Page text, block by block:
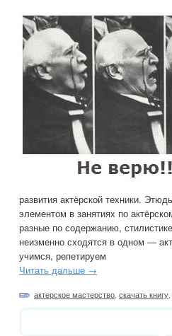
развития актёрской техники.
элементом в занятиях по
разные по содержанию,
неизменно сходятся в одном —
учимся, репетируем
Читать дальше →
актерское мастерство скачать книгу